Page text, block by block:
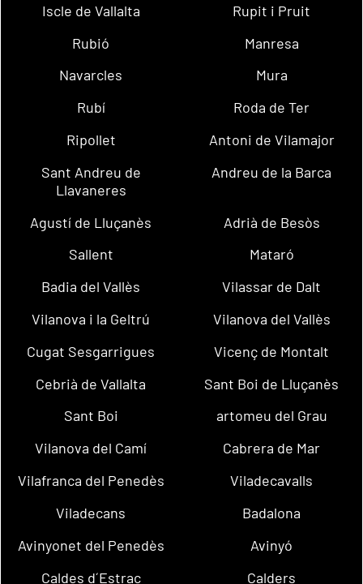
Iscle de Vallalta
Rupit i Pruit
Rubió
Manresa
Navarcles
Mura
Rubí
Roda de Ter
Ripollet
Antoni de Vilamajor
Sant Andreu de
Llavaneres
Andreu de la Barca
Agustí de Lluçanès
Adrià de Besòs
Sallent
Mataró
Badia del Vallès
Vilassar de Dalt
Vilanova i la Geltrú
Vilanova del Vallès
Cugat Sesgarrigues
Vicenç de Montalt
Cebrià de Vallalta
Sant Boi de Lluçanès
Sant Boi
artomeu del Grau
Vilanova del Camí
Cabrera de Mar
Vilafranca del Penedès
Viladecavalls
Viladecans
Badalona
Avinyonet del Penedès
Avinyó
Caldes d´Estrac
Calders